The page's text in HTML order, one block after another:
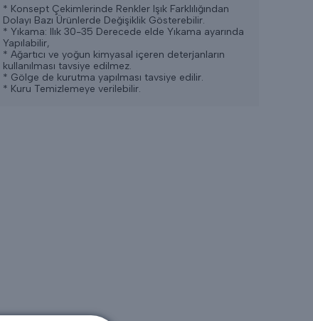
* Konsept Çekimlerinde Renkler Işık Farklılığından
Dolayı Bazı Ürünlerde Değişiklik Gösterebilir.
* Yıkama: Ilık 30-35 Derecede elde Yıkama ayarında
Yapılabilir,
* Ağartıcı ve yoğun kimyasal içeren deterjanların
kullanılması tavsiye edilmez.
* Gölge de kurutma yapılması tavsiye edilir.
* Kuru Temizlemeye verilebilir.